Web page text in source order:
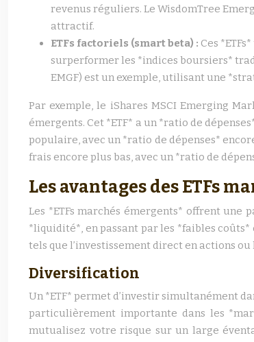
revenus réguliers. Le WisdomTree
attractif.
ETFs factoriels (smart beta) : Ces
surperformer les *indices boursiers*
EMGF) est un exemple, utilisant une
Par exemple, le iShares MSCI Emerging
émergents. Cet *ETF* a un *ratio de
populaire, avec un *ratio de dépenses*
frais encore plus bas, avec un *ratio de
Les avantages des ETFs
Les *ETFs marchés émergents* offrent une
*liquidité*, en passant par les *faibles
tels que l’investissement direct en actions
Diversification
Un *ETF* permet d’investir simultanément
particulièrement importante dans les
mutualisez votre risque sur un large